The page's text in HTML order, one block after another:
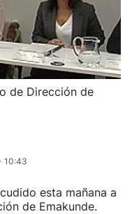
de Dirección de
10:43
esta mañana a
de Emakunde.